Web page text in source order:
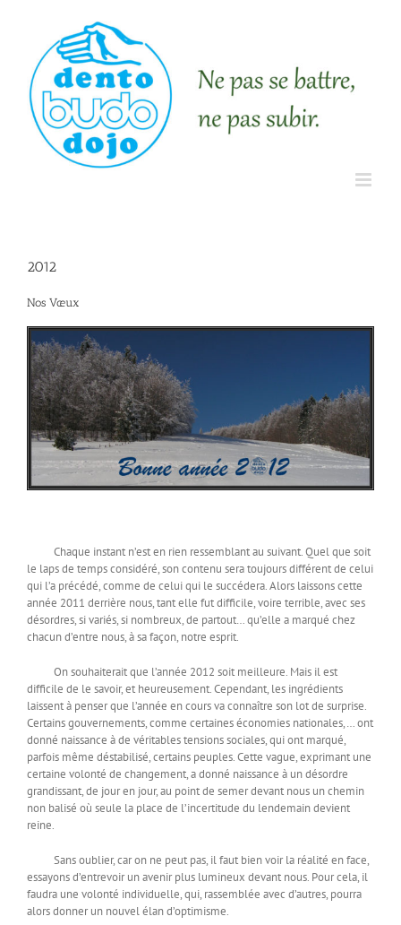
2012
Nos Vœux
Chaque instant n’est en rien ressemblant au suivant. Quel que soit
le laps de temps considéré, son contenu sera toujours différent de celui
qui l’a précédé, comme de celui qui le succédera. Alors laissons cette
année 2011 derrière nous, tant elle fut difficile, voire terrible, avec ses
désordres, si variés, si nombreux, de partout… qu’elle a marqué chez
chacun d’entre nous, à sa façon, notre esprit.
On souhaiterait que l’année 2012 soit meilleure. Mais il est
difficile de le savoir, et heureusement. Cependant, les ingrédients
laissent à penser que l’année en cours va connaître son lot de surprise.
Certains gouvernements, comme certaines économies nationales,… ont
donné naissance à de véritables tensions sociales, qui ont marqué,
parfois même déstabilisé, certains peuples. Cette vague, exprimant une
certaine volonté de changement, a donné naissance à un désordre
grandissant, de jour en jour, au point de semer devant nous un chemin
non balisé où seule la place de l’incertitude du lendemain devient
reine.
Sans oublier, car on ne peut pas, il faut bien voir la réalité en face,
essayons d’entrevoir un avenir plus lumineux devant nous. Pour cela, il
faudra une volonté individuelle, qui, rassemblée avec d’autres, pourra
alors donner un nouvel élan d’optimisme.